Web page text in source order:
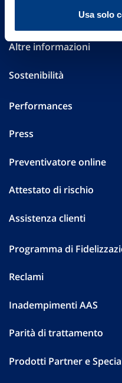
Usa solo
Investor Relations
Altre informazioni
Sostenibilità
Performances
Press
Preventivatore online
Attestato di rischio
Assistenza clienti
Programma di
Reclami
Inadempimenti AAS
Parità di trattamento
Prodotti Partner e